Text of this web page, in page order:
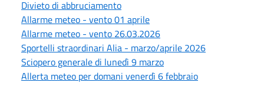
Divieto di abbruciamento
Allarme meteo - vento 01 aprile
Allarme meteo - vento 26.03.2026
Sportelli straordinari Alia - marzo/aprile 2026
Sciopero generale di lunedì 9 marzo
Allerta meteo per domani venerdì 6 febbraio